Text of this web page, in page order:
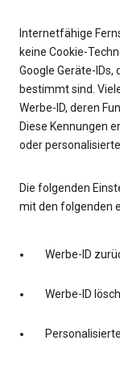
Internetfähige
keine Cookie-
Google Geräte-
bestimmt sind.
Werbe-ID, deren
Diese Kennungen
oder
Die folgenden
mit den folgenden
Werbe-ID
Werbe-ID